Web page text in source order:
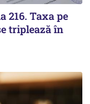
216. Taxa pe
triplează în